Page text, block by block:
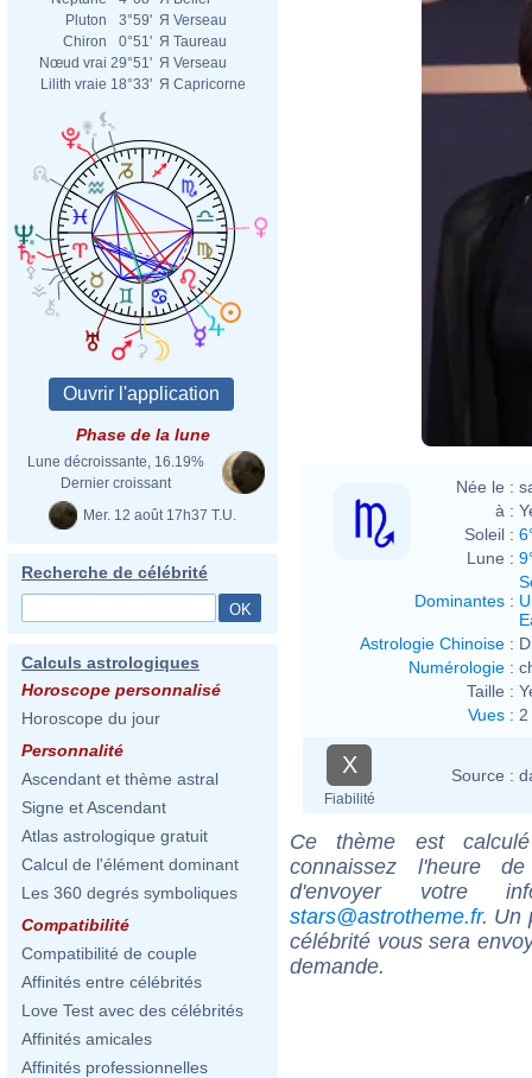
Pluton
3°59' Я Verseau
Chiron
0°51' Я Taureau
Nœud vrai 29°51' Я Verseau
Lilith vraie 18°33' Я Capricorne
Phase de la lune
Lune décroissante, 16.19%
Dernier croissant
Mer. 12 août 17h37 T.U.
Recherche de célébrité
Calculs astrologiques
Horoscope personnalisé
Horoscope du jour
Personnalité
Ascendant et thème astral
Signe et Ascendant
Atlas astrologique gratuit
Calcul de l'élément dominant
Les 360 degrés symboliques
Compatibilité
Compatibilité de couple
Affinités entre célébrités
Love Test avec des célébrités
Affinités amicales
Affinités professionnelles
Née le :
à :
Soleil :
Lune :
Dominantes :
Astrologie Chinoise :
Numérologie :
Taille :
Vues :
X
Fiabilité
Source :
Ce thème est
connaissez l'heure
d'envoyer votre
stars@astrotheme.fr. Un
célébrité vous sera
demande.